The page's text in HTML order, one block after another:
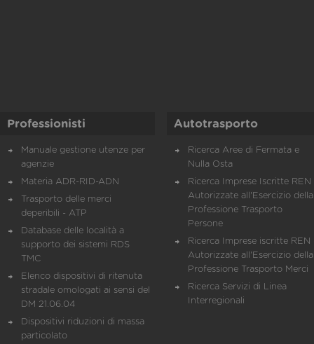
Professionisti
Manuale gestione utenze per
agenzie
Materia ADR-RID-ADN
Trasporto delle merci
deperibili - ATP
Database delle località a
supporto dei sistemi RDS
TMC
Elenco dispositivi di ritenuta
stradale omologati ai sensi del
DM 21.06.04
Dispositivi riduzioni di massa
particolato
Autotrasporto
Ricerca Aree di Fermata e
Nulla Osta
Ricerca Imprese Iscritte REN
Autorizzate all'Esercizio della
Professione Trasporto
Persone
Ricerca Imprese iscritte REN
Autorizzate all'Esercizio della
Professione Trasporto Merci
Ricerca Servizi di Linea
Interregionali